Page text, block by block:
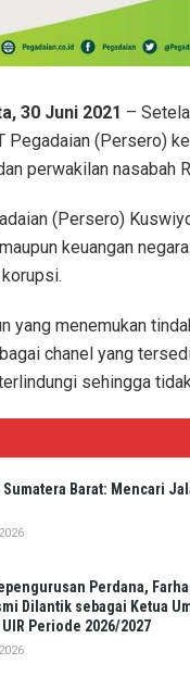
30 Juni 2021 –
Pegadaian (Persero)
perwakilan nasabah
(Persero)
keuangan
yang menemukan
chanel yang
sehingga
Barat: Mencari
Perdana,
Dilantik sebagai Ketua
UIR Periode 2026/2027